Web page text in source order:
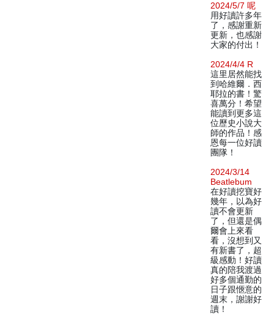
2024/5/7 呢
用好讀許多年
了，感謝重新
更新，也感謝
大家的付出！
2024/4/4 R
這里居然能找
到哈維爾．西
耶拉的書！驚
喜萬分！希望
能讀到更多這
位歷史小說大
師的作品！感
恩每一位好讀
團隊！
2024/3/14
Beatlebum
在好讀挖寶好
幾年，以為好
讀不會更新
了，但還是偶
爾會上來看
看，沒想到又
有新書了，超
級感動！好讀
真的陪我渡過
好多個通勤的
日子跟愜意的
週末，謝謝好
讀！